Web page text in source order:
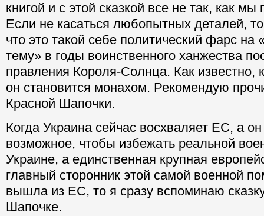
книгой и с этой сказкой все не так, как мы
Если не касаться любопытных деталей,
что это такой себе политический фарс
тему» в годы воинственного ханжества
правления Короля-Солнца. Как известно,
он становится монахом. Рекомендую
Красной Шапочки.
Когда Украина сейчас восхваляет ЕС, а
возможное, чтобы избежать реальной
Украине, а единственная крупная
главный сторонник этой самой военной
вышла из ЕС, то я сразу вспоминаю
Шапочке.